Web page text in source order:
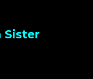
Sister